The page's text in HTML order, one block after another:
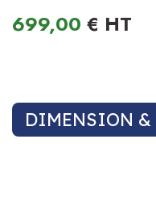
699,00 €
DIMENSION